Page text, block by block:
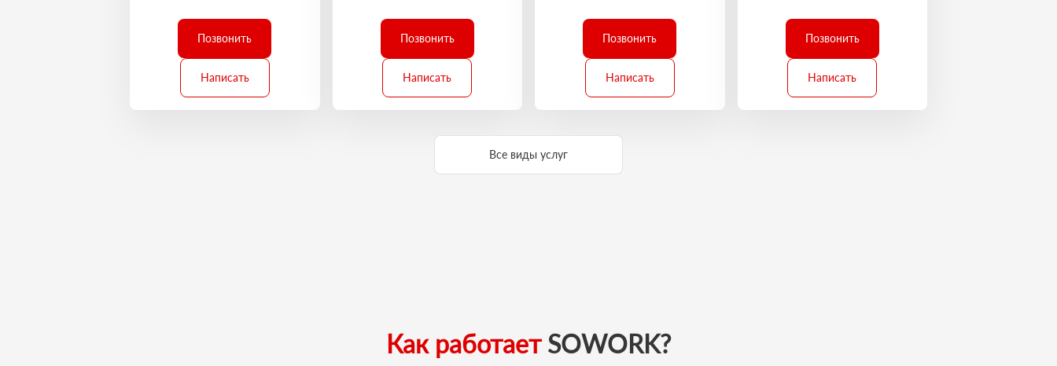
Позвонить
Написать
Позвонить
Написать
Позвонить
Написать
Позвонить
Написать
Все виды услуг
Как работаетSOWORK?